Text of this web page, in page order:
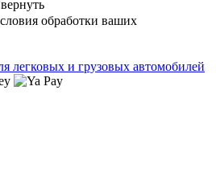
обработки ваших
легковых и грузовых автомобилей